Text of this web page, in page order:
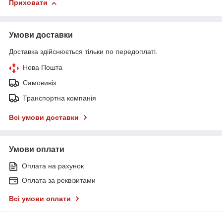
Приховати
Умови доставки
Доставка здійснюється тільки по передоплаті.
Нова Пошта
Самовивіз
Транспортна компанія
Всі умови доставки
Умови оплати
Оплата на рахунок
Оплата за реквізитами
Всі умови оплати